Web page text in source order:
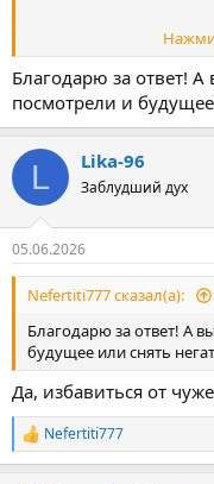
Обращалась лет 7
Благодарю за ответ!
посмотрели и
L Lika-96
Заблудший дух
05.06.2026
Nefertiti777 сказал(а):
Благодарю за ответ! А
будущее или снять
Да, избавиться от
Р
е
Nefertiti777